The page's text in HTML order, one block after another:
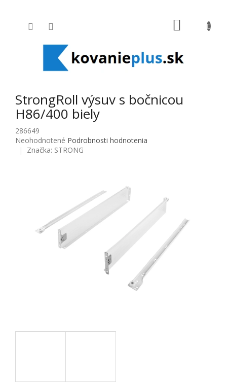
StrongRoll výsuv s bočnicou
H86/400 biely
286649
Priemerné hodnotenie produktu je 0,0 z 5 hviezdičiek.
Neohodnotené Podrobnosti hodnotenia
Značka: STRONG